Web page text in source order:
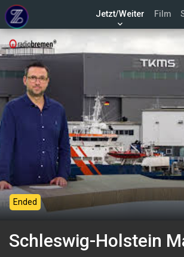
Jetzt/Weiter
keyboard_arrow_down
Film
Ended
Schleswig-Holstein